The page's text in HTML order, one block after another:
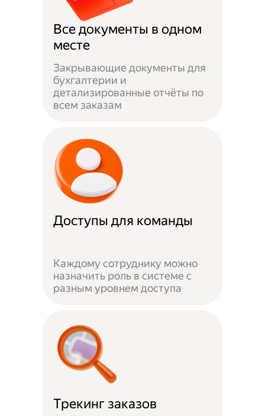
Все документы в одном
месте
Закрывающие документы для
бухгалтерии и
детализированные отчёты по
всем заказам
Доступы для команды
Каждому сотруднику можно
назначить роль в системе с
разным уровнем доступа
Трекинг заказов